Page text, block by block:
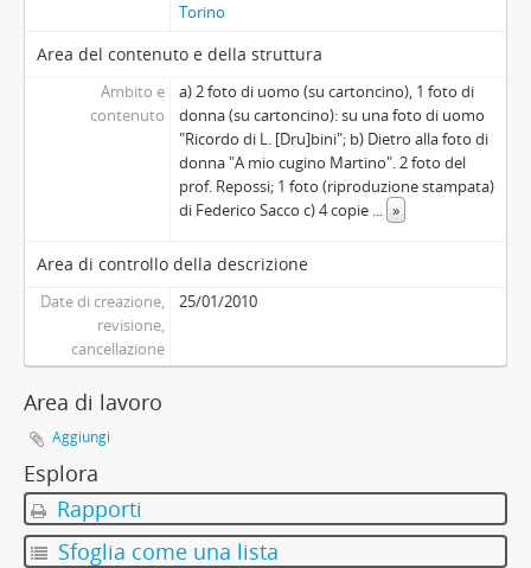
Torino
Area del contenuto e della struttura
Ambito e
contenuto
a) 2 foto di uomo (su cartoncino), 1 foto di
donna (su cartoncino): su una foto di uomo
"Ricordo di L. [Dru]bini"; b) Dietro alla foto di
donna "A mio cugino Martino". 2 foto del
prof. Repossi; 1 foto (riproduzione stampata)
di Federico Sacco c) 4 copie ... »
Area di controllo della descrizione
Date di creazione,
revisione,
cancellazione
25/01/2010
Area di lavoro
Aggiungi
Esplora
Rapporti
Sfoglia come una lista